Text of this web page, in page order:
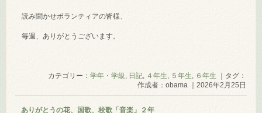
読み聞かせボランティアの皆様、
毎週、ありがとうございます。
カテゴリー： 学年・学級 , 日記, ４年生, ５年生, ６年生 ｜タグ：
作成者：obama ｜2026年2月25日
ありがとうの花、国歌、校歌「音楽」２年